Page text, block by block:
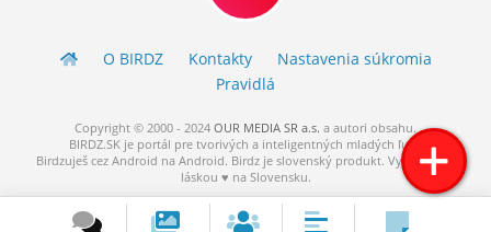
O BIRDZ Kontakty
Nastavenia súkromia
Pravidlá
Copyright © 2000 - 2024 OUR MEDIA SR a.s. a autori obsahu.
BIRDZ.SK je portál pre tvorivých a inteligentných mladých ľudí.
Birdzuješ cez Android na Android. Birdz je slovenský produkt. Vytvorené s
láskou ♥ na Slovensku.